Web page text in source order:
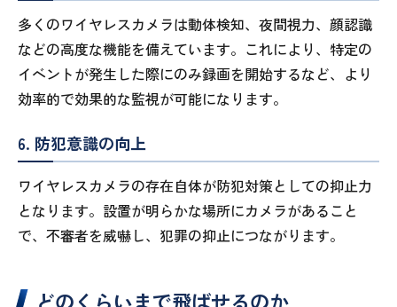
多くのワイヤレスカメラは動体検知、夜間視力、顔認識
などの高度な機能を備えています。これにより、特定の
イベントが発生した際にのみ録画を開始するなど、より
効率的で効果的な監視が可能になります。
6. 防犯意識の向上
ワイヤレスカメラの存在自体が防犯対策としての抑止力
となります。設置が明らかな場所にカメラがあること
で、不審者を威嚇し、犯罪の抑止につながります。
どのくらいまで飛ばせるのか